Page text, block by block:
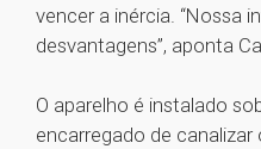
vencer a inércia. “Nossa
desvantagens”, aponta
O aparelho é instalado
encarregado de